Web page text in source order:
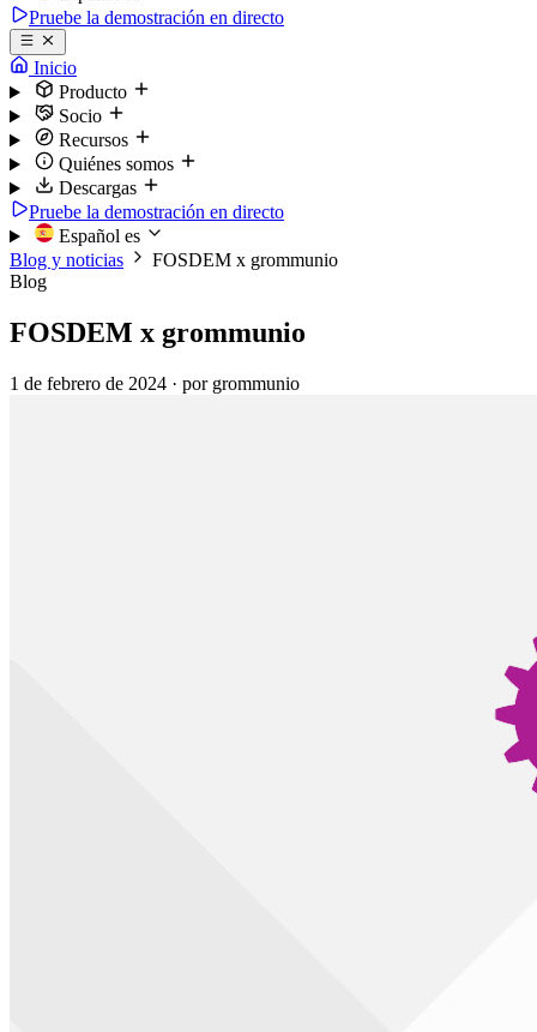
Pruebe la demostración en directo
Inicio
Producto
Socio
Recursos
Quiénes somos
Descargas
Pruebe la demostración en directo
Español es
Blog y noticias
FOSDEM x grommunio
Blog
FOSDEM x grommunio
1 de febrero de 2024 · por grommunio